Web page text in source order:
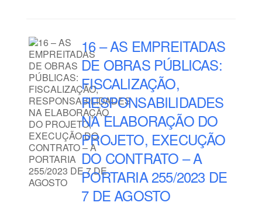
16 – AS EMPREITADAS
DE OBRAS PÚBLICAS:
FISCALIZAÇÃO,
RESPONSABILIDADES
NA ELABORAÇÃO DO
PROJETO, EXECUÇÃO
DO CONTRATO – A
PORTARIA 255/2023 DE
7 DE AGOSTO